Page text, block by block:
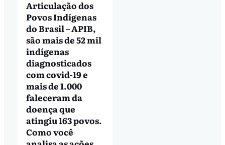
Articulação dos
Povos Indígenas
do Brasil – APIB,
são mais de 52 mil
indígenas
diagnosticados
com covid-19 e
mais de 1.000
faleceram da
doença que
atingiu 163 povos.
Como você